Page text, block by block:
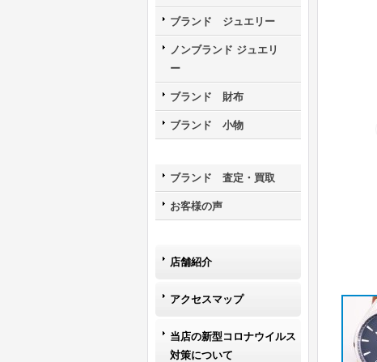
ブランド ジュエリー
ノンブランド ジュエリ
ー
ブランド 財布
ブランド 小物
ブランド 査定・買取
お客様の声
店舗紹介
アクセスマップ
当店の新型コロナウイルス
対策について